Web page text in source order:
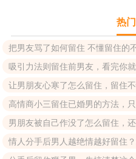
热
把男友骂了如何留住 不懂留住的
吸引力法则留住前男友，看完你
让男朋友心寒了怎么留住，留住
高情商小三留住已婚男的方法，
男朋友被自己作没了怎么留住，
情人分手后男人越绝情越好留住